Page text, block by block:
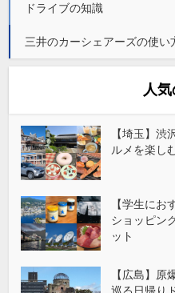
ドライブの知識
三井のカーシェアーズの使い
人
【埼玉】
ルメを楽し
【学生にお
ショッピン
ット
【広島】原